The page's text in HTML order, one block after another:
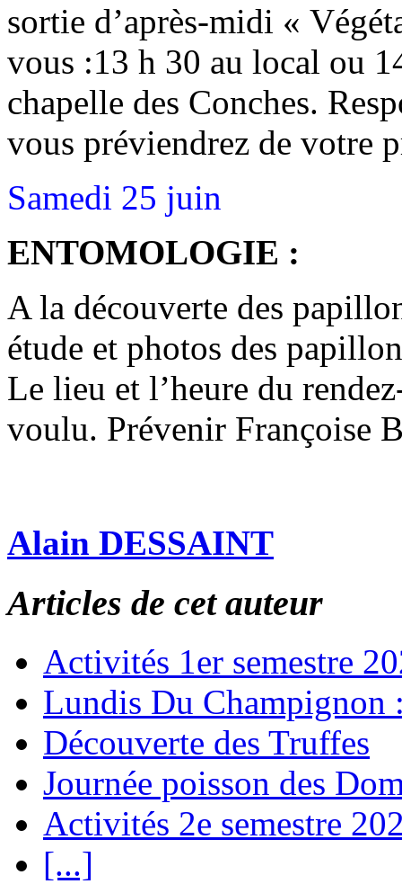
sortie d’après-midi «
vous :13 h 30 au local ou
chapelle des Conches.
vous préviendrez de votre
Samedi 25 juin
ENTOMOLOGIE :
A la découverte des
étude et photos des
Le lieu et l’heure du
voulu. Prévenir Françoise
Alain DESSAINT
Articles de cet auteur
Activités 1er semestre
Lundis Du
Découverte des Truffes
Journée poisson des
Activités 2e semestre
[...]